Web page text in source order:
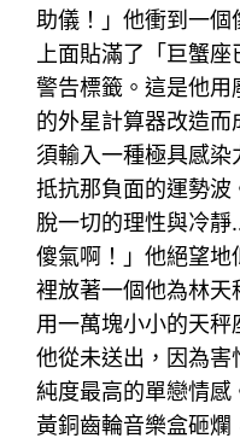
助儀！」他衝到一個
上面貼滿了「巨蟹
警告標籤。這是他用
的外星計算器改造
須輸入一種極具感
抵抗那負面的運勢
脫一切的理性與冷
傻氣啊！」他絕望
裡放著一個他為林
用一萬塊小小的天秤
他從未送出，因為
純度最高的單戀情
黃銅齒輪音樂盒砸